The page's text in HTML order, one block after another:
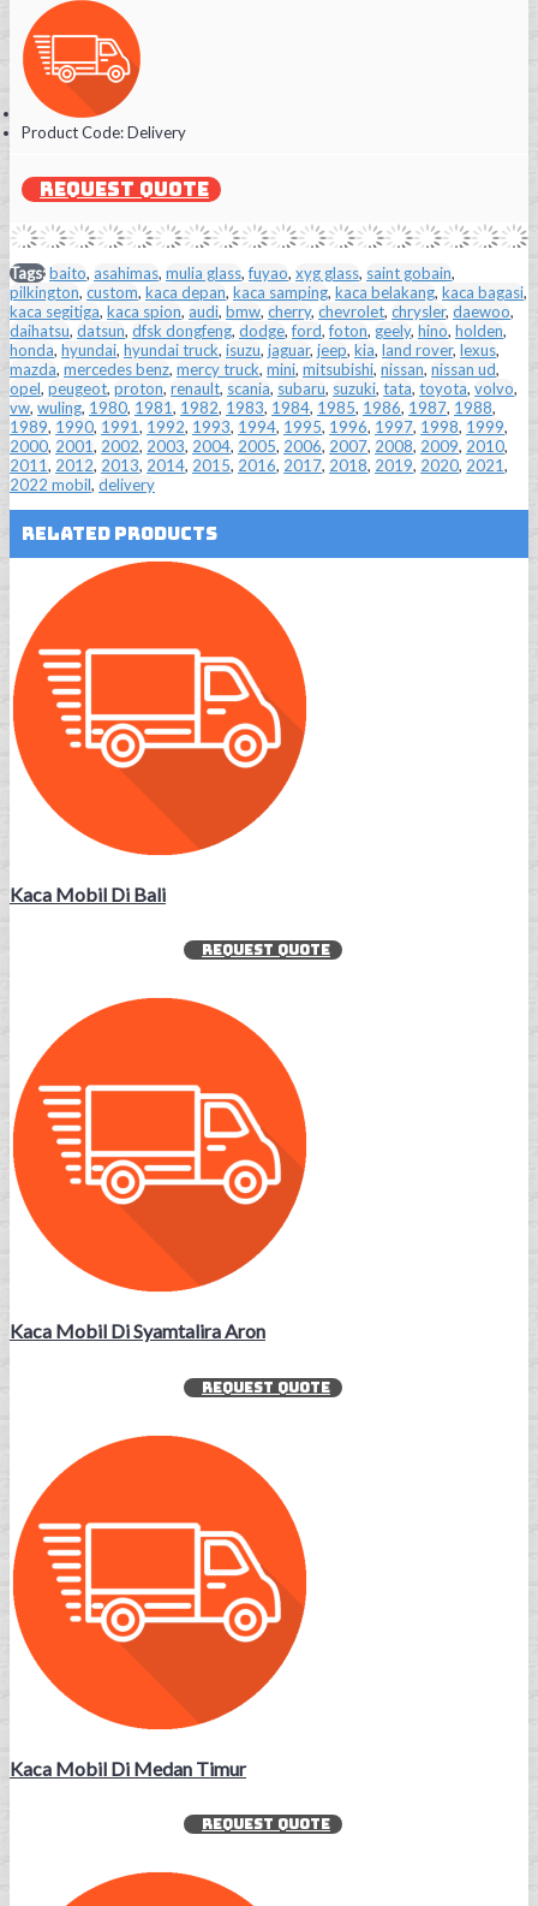
Product Code:Delivery
REQUEST QUOTE
Tags:baito, asahimas, mulia glass,fuyao, xyg glass, saint gobain,
pilkington, custom, kaca depan, kaca samping, kaca belakang, kaca bagasi,
kaca segitiga, kaca spion, audi, bmw, cherry, chevrolet, chrysler, daewoo,
daihatsu, datsun, dfsk dongfeng, dodge,ford,foton, geely, hino, holden,
honda, hyundai, hyundai truck, isuzu, jaguar, jeep, kia, land rover, lexus,
mazda, mercedes benz, mercy truck, mini, mitsubishi, nissan, nissan ud,
opel, peugeot, proton, renault, scania, subaru, suzuki, tata, toyota, volvo,
vw, wuling, 1980, 1981, 1982, 1983, 1984, 1985, 1986, 1987, 1988,
1989, 1990, 1991, 1992, 1993, 1994, 1995, 1996, 1997, 1998, 1999,
2000, 2001, 2002, 2003, 2004, 2005, 2006, 2007, 2008, 2009, 2010,
2011, 2012, 2013, 2014, 2015, 2016, 2017, 2018, 2019, 2020, 2021,
2022 mobil, delivery
Related Products
Kaca Mobil Di Bali
REQUEST QUOTE
Kaca Mobil Di Syamtalira Aron
REQUEST QUOTE
Kaca Mobil Di Medan Timur
REQUEST QUOTE